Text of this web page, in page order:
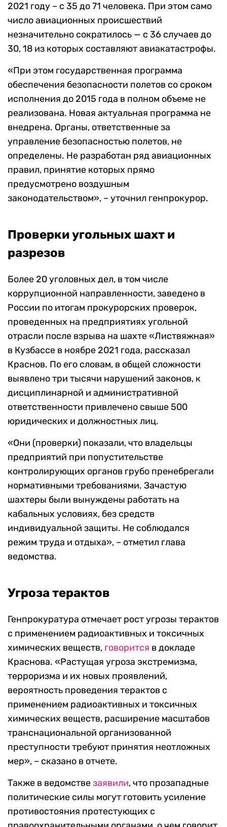
2021 году – с 35 до 71 человека. При этом само
число авиационных происшествий
незначительно сократилось — с 36 случаев до
30, 18 из которых составляют авиакатастрофы.
«При этом государственная программа
обеспечения безопасности полетов со сроком
исполнения до 2015 года в полном объеме не
реализована. Новая актуальная программа не
внедрена. Органы, ответственные за
управление безопасностью полетов, не
определены. Не разработан ряд авиационных
правил, принятие которых прямо
предусмотрено воздушным
законодательством», – уточнил генпрокурор.
Проверки угольных шахт и
разрезов
Более 20 уголовных дел, в том числе
коррупционной направленности, заведено в
России по итогам прокурорских проверок,
проведенных на предприятиях угольной
отрасли после взрыва на шахте «Листвяжная»
в Кузбассе в ноябре 2021 года, рассказал
Краснов. По его словам, в общей сложности
выявлено три тысячи нарушений законов, к
дисциплинарной и административной
ответственности привлечено свыше 500
юридических и должностных лиц.
«Они (проверки) показали, что владельцы
предприятий при попустительстве
контролирующих органов грубо пренебрегали
нормативными требованиями. Зачастую
шахтеры были вынуждены работать на
кабальных условиях, без средств
индивидуальной защиты. Не соблюдался
режим труда и отдыха», – отметил глава
ведомства.
Угроза терактов
Генпрокуратура отмечает рост угрозы терактов
с применением радиоактивных и токсичных
химических веществ, говорится в докладе
Краснова. «Растущая угроза экстремизма,
терроризма и их новых проявлений,
вероятность проведения терактов с
применением радиоактивных и токсичных
химических веществ, расширение масштабов
транснациональной организованной
преступности требуют принятия неотложных
мер», – сказано в отчете.
Также в ведомствезаявили, что прозападные
политические силы могут готовить усиление
противостояния протестующих с